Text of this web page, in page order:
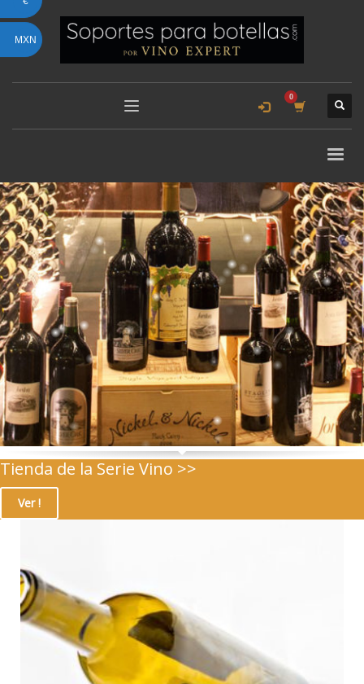
Tienda de la Serie Vino >>
Ver !
MXN